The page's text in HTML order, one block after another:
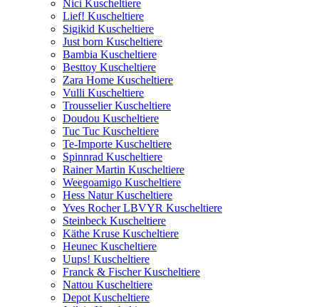
Nici Kuscheltiere
Lief! Kuscheltiere
Sigikid Kuscheltiere
Just born Kuscheltiere
Bambia Kuscheltiere
Besttoy Kuscheltiere
Zara Home Kuscheltiere
Vulli Kuscheltiere
Trousselier Kuscheltiere
Doudou Kuscheltiere
Tuc Tuc Kuscheltiere
Te-Importe Kuscheltiere
Spinnrad Kuscheltiere
Rainer Martin Kuscheltiere
Weegoamigo Kuscheltiere
Hess Natur Kuscheltiere
Yves Rocher LBVYR Kuscheltiere
Steinbeck Kuscheltiere
Käthe Kruse Kuscheltiere
Heunec Kuscheltiere
Uups! Kuscheltiere
Franck & Fischer Kuscheltiere
Nattou Kuscheltiere
Depot Kuscheltiere